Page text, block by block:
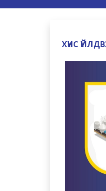
ХҮНС